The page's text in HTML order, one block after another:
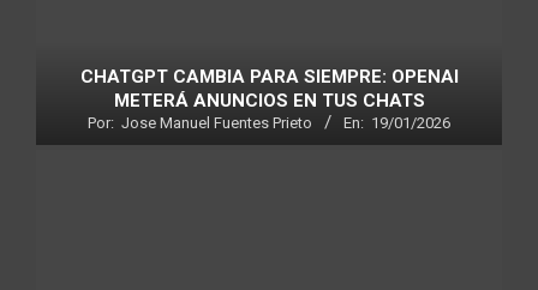
CHATGPT CAMBIA PARA SIEMPRE: OPENAI
METERÁ ANUNCIOS EN TUS CHATS
Por: Jose Manuel Fuentes Prieto En: 19/01/2026